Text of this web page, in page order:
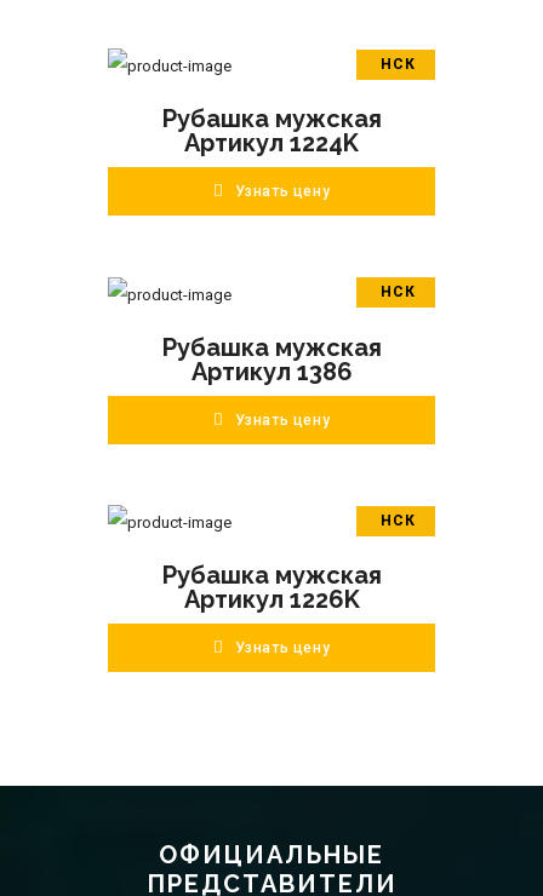
НСК
ПОДРОБНЕЕ
Рубашка мужская
Артикул 1224K
Узнать цену
НСК
ПОДРОБНЕЕ
Рубашка мужская
Артикул 1386
Узнать цену
НСК
ПОДРОБНЕЕ
Рубашка мужская
Артикул 1226K
Узнать цену
ОФИЦИАЛЬНЫЕ
ПРЕДСТАВИТЕЛИ